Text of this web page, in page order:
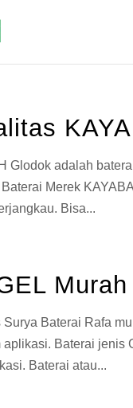
Glodok adalah
Merek
Bisa...
Baterai Rafa
Baterai jenis
Baterai atau...